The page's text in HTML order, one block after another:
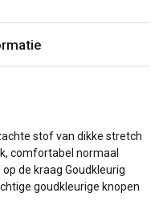
stof van dikke stretch
comfortabel normaal
de kraag Goudkleurig
goudkleurige knopen